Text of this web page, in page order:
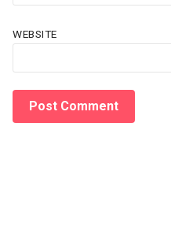
WEBSITE